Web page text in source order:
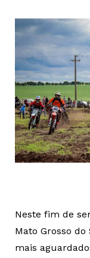
Neste fim de
Mato Grosso
mais